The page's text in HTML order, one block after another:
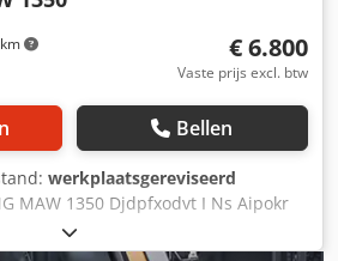
€ 6.800
Vaste prijs excl. btw
Bellen
werkplaatsgereviseerd
MAW 1350 Djdpfxodvt I Ns Aipokr